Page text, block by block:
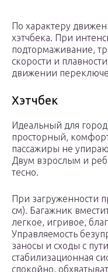
По характеру
хэтчбека. При
подтормаживание,
скорости и
движении
Хэтчбек
Идеальный для
просторный,
пассажиры не
Двум взрослым и
тесно.
При загруженности
см). Багажник
легкое, игривое,
Управляемость
заносы и сходы с
стабилизационная
спокойно,